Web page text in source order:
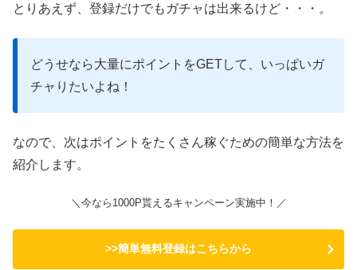
とりあえず、登録だけでもガチャは出来るけど・・・。
どうせなら大量にポイントをGETして、いっぱいガ
チャりたいよね！
なので、次はポイントをたくさん稼ぐための簡単な方法を
紹介します。
＼今なら1000P貰えるキャンペーン実施中！／
>>簡単無料登録はこちらから